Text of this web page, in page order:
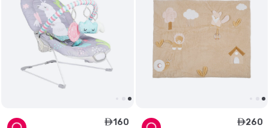
ê260
ê160